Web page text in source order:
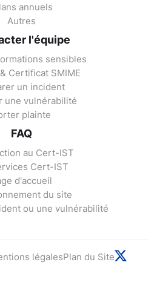
annuels
Autres
l'équipe
sensibles
Certificat SMIME
un incident
une vulnérabilité
plainte
FAQ
au Cert-IST
Cert-IST
d'accueil
du site
ou une vulnérabilité
légalesPlan du Site